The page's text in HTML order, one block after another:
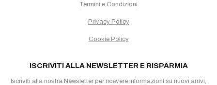
Termini e Condizioni
Privacy Policy
Cookie Policy
ISCRIVITI ALLA NEWSLETTER E RISPARMIA
Iscriviti alla nostra Newsletter per ricevere informazioni su nuovi arrivi,